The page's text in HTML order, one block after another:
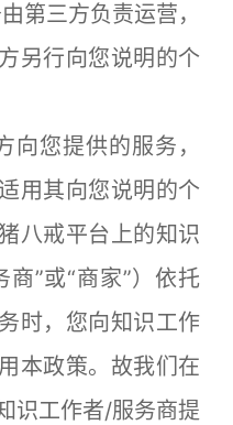
第三方负责运营，
另行向您说明的个
您提供的服务，
用其向您说明的个
八戒平台上的知识
”或“商家”）依托
时，您向知识工作
本政策。故我们在
识工作者/服务商提